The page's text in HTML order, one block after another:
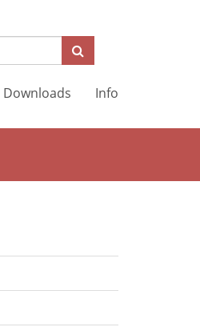
Suchen
Downloads Info